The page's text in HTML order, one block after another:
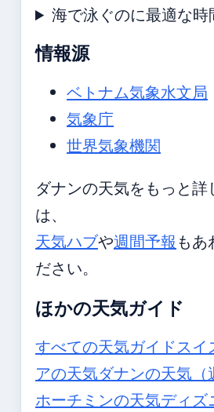
海で泳ぐのに最適な時
情報源
ベトナム気象水文局
気象庁
世界気象機関
ダナンの天気をもっと
は、
天気ハブや週間予報もあ
ださい。
ほかの天気ガイド
すべての天気ガイドスイ
アの天気ダナンの天気（
ホーチミンの天気ディズ